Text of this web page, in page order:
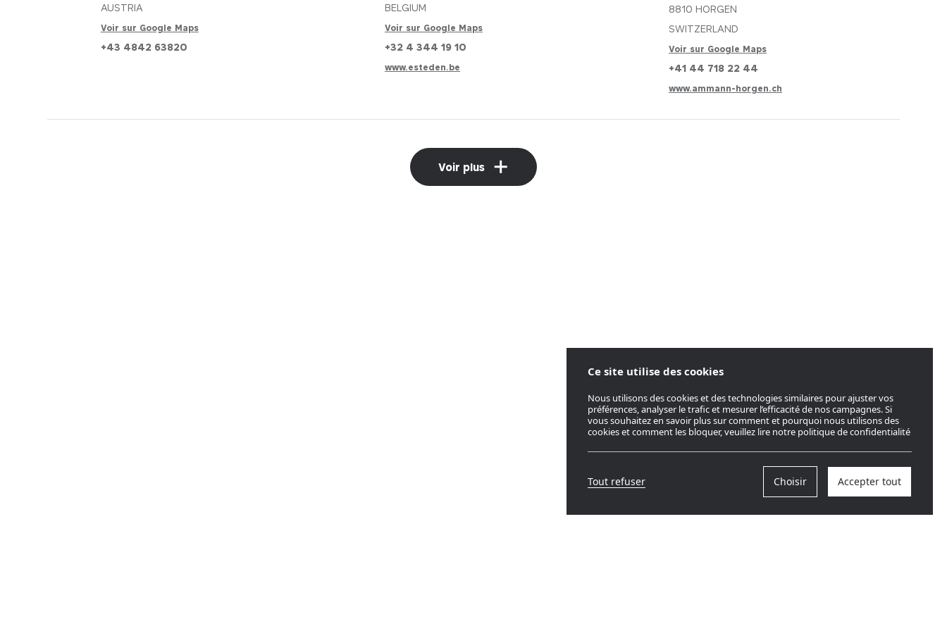
AUSTRIA
Voir sur Google Maps
+43 4842 63820
BELGIUM
Voir sur Google Maps
+32 4 344 19 10
www.esteden.be
8810 HORGEN
SWITZERLAND
Voir sur Google Maps
+41 44 718 22 44
www.ammann-horgen.ch
Voir plus
mobitec.be
mobitec.be
Ce site utilise des cookies
Nous utilisons des cookies et des technologies similaires pour ajuster vos
préférences, analyser le trafic et mesurer l’efficacité de nos campagnes. Si
vous souhaitez en savoir plus sur comment et pourquoi nous utilisons des
cookies et comment les bloquer, veuillez lire notre politique de confidentialité
Tout refuser Choisir Accepter tout